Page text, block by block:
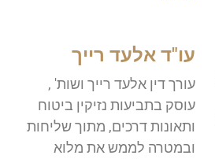
עו"ד אלעד רייך
דין אלעד רייך ושות' ,
בתביעות נזיקין ביטוח
דרכים, מתוך שליחות
ובמטרה לממש את מלוא